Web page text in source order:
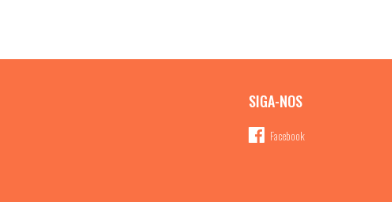
SIGA-NOS
Facebook